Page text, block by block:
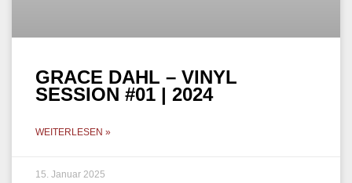
GRACE DAHL – VINYL
SESSION #01 | 2024
WEITERLESEN »
15. Januar 2025